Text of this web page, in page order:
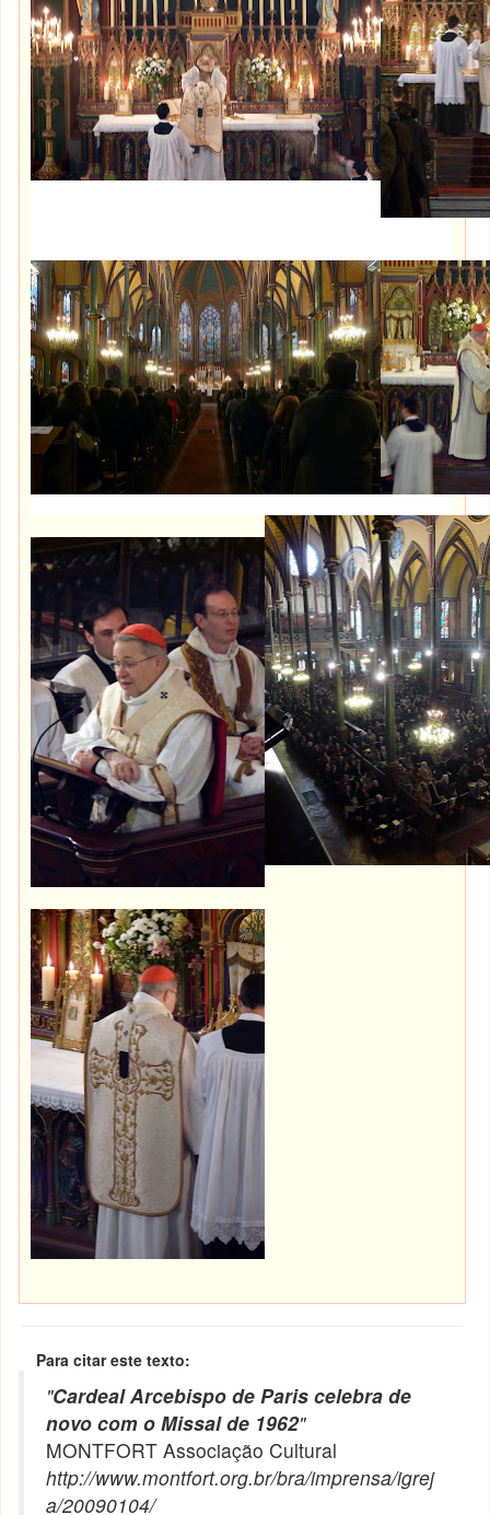
Para citar este texto:
"Cardeal Arcebispo de Paris celebra de
novo com o Missal de 1962"
MONTFORT Associação Cultural
http://www.montfort.org.br/bra/imprensa/igrej
a/20090104/